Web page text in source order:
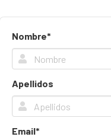
Nombre*
Apellidos
Email*